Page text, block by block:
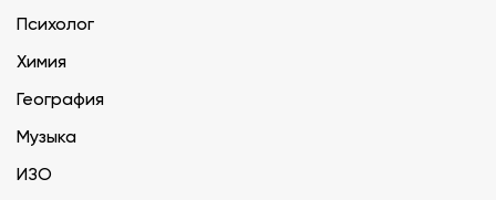
Психолог
Химия
География
Музыка
ИЗО